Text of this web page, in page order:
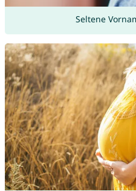
Seltene